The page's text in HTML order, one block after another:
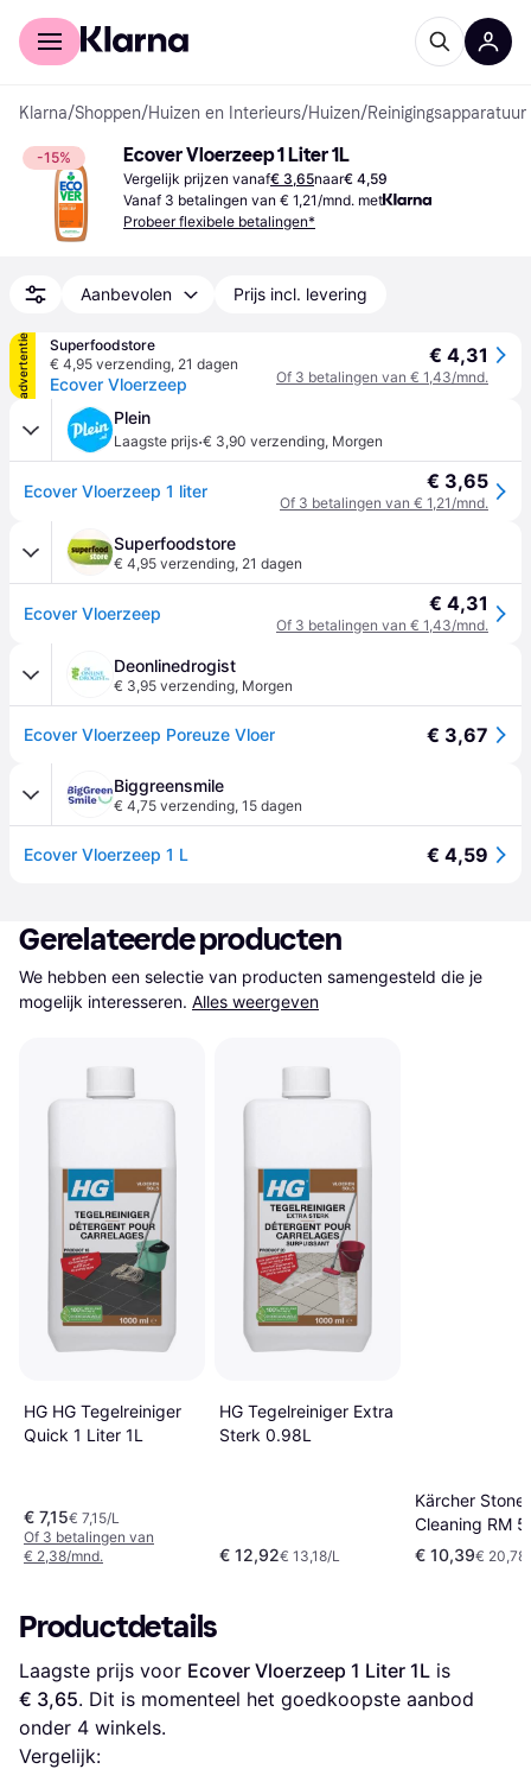
Voor shoppers
Klarna/Shoppen/Huizen en Interieurs/Huizen/
-15% Ecover Vloerzeep 1 Liter 1L
Vergelijk prijzen vanaf€ 3,65naar€ 4,59
Vanaf 3 betalingen van € 1,21/mnd. met
Probeer flexibele betalingen*
Aanbevolen Prijs incl. levering
advertentie
Superfoodstore
€ 4,95 verzending, 21 dagen
Ecover Vloerzeep
€ 4,31
Of 3 betalingen van € 1,43/mnd.
Plein
Laagste prijs·€ 3,90 verzending, Morgen
Ecover Vloerzeep 1 liter € 3,65
Of 3 betalingen van € 1,21/mnd.
Superfoodstore
€ 4,95 verzending, 21 dagen
Ecover Vloerzeep € 4,31
Of 3 betalingen van € 1,43/mnd.
Deonlinedrogist
€ 3,95 verzending, Morgen
Ecover Vloerzeep Poreuze Vloer € 3,67
Biggreensmile
€ 4,75 verzending, 15 dagen
Ecover Vloerzeep 1 L € 4,59
Gerelateerde producten
We hebben een selectie van producten samengesteld die je
mogelijk interesseren. Alles weergeven
HG HG Tegelreiniger
Quick 1 Liter 1L
€ 7,15€ 7,15/L
Of 3 betalingen van
€ 2,38/mnd.
HG Tegelreiniger Extra
Sterk 0.98L
€ 12,92€ 13,18/L
Kärcher Stone
Cleaning RM
500ml
€ 10,39€
Productdetails
Laagste prijs voor Ecover Vloerzeep 1 Liter 1L
€ 3,65. Dit is momenteel het goedkoopste aanbod
onder 4 winkels.
Vergelijk: